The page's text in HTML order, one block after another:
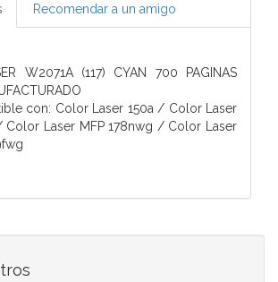
Recomendar a un amigo
W2071A (117) CYAN 700 PAGINAS
con: Color Laser 150a / Color Laser
Color Laser MFP 178nwg / Color Laser